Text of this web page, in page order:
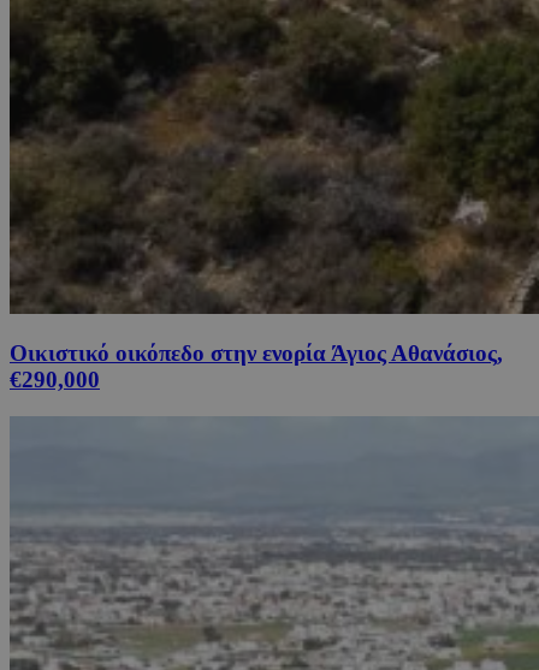
Οικιστικό οικόπεδο στην ενορία Άγιος Αθανάσιος,
€290,000